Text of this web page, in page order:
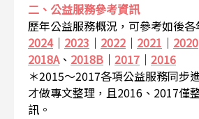
二、公益服務參考資訊
歷年公益服務概況，可參考如後
2024｜ 2023 ｜ 2022 ｜ 2021 ｜ 2020
2018A、 2018B ｜ 2017 ｜ 2016
＊2015～2017各項公益服務同步
才做專文整理，且2016、2017僅
訊。